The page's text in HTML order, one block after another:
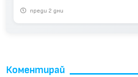
преди 2 дни
Коментирай